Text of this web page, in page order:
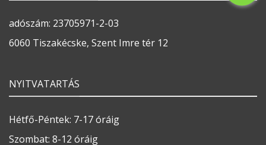
adószám: 23705971-2-03
6060 Tiszakécske, Szent Imre tér 12
NYITVATARTÁS
Hétfő-Péntek: 7-17 óráig
Szombat: 8-12 óráig